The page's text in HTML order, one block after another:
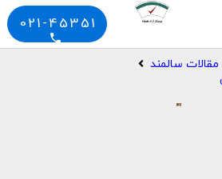
021-45351
phone
مقالات سالمند